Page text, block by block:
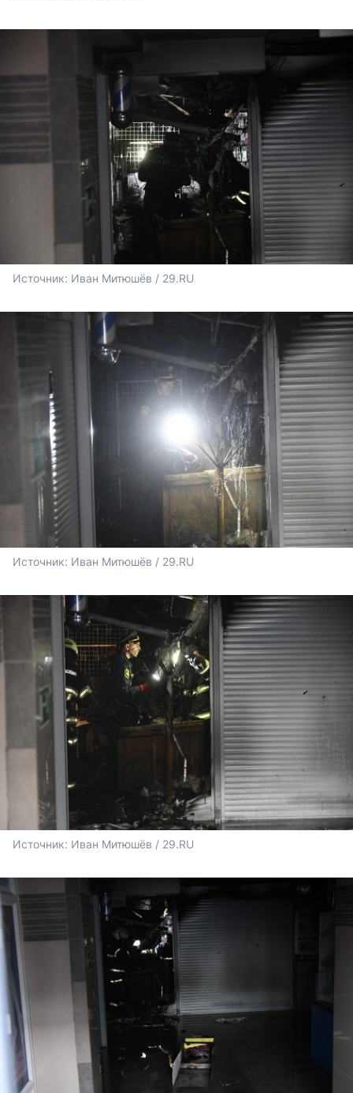
Источник: Иван Митюшёв / 29.RU
Источник: Иван Митюшёв / 29.RU
Источник: Иван Митюшёв / 29.RU